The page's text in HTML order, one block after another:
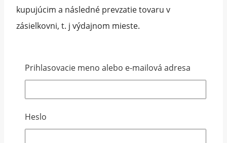
kupujúcim a následné prevzatie tovaru v
zásielkovni, t. j výdajnom mieste.
Kupujúceho jeho prevzatím a zaplatením celkovej
kúpnejceny.
objednaný tovar skontrolovať či nie je poškodený,
Prihlasovacie meno alebo e-mailová adresa
Heslo